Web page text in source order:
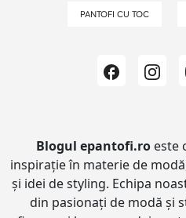
PANTOFI CU TOC
Blogul epantofi.ro este
inspirație în materie de
și idei de styling. Echipa
din pasionați de modă și